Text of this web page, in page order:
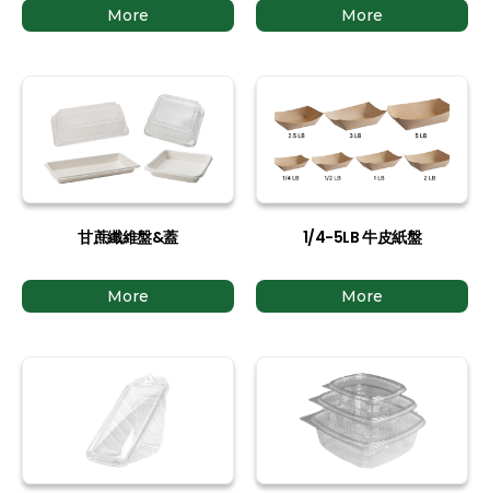
More More
甘蔗纖維盤&蓋
More
1/4-5LB 牛皮紙盤
More